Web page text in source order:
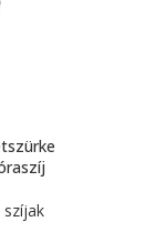
szíjak